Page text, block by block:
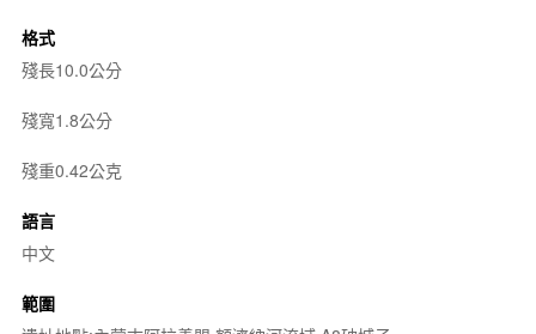
格式
殘長10.0公分
殘寬1.8公分
殘重0.42公克
語言
中文
範圍